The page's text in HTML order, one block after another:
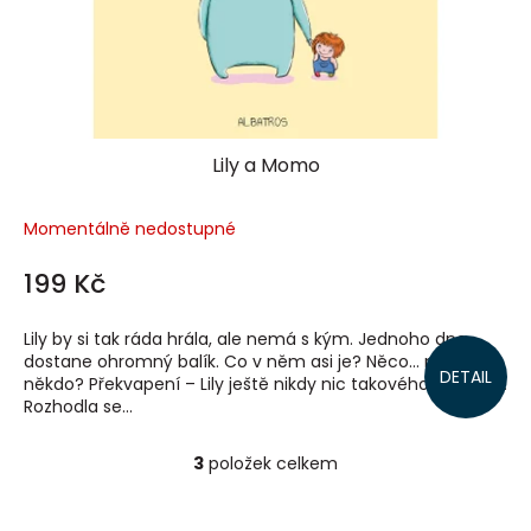
Lily a Momo
Momentálně nedostupné
199 Kč
DETAIL
Lily by si tak ráda hrála, ale nemá s kým. Jednoho dne
dostane ohromný balík. Co v něm asi je? Něco… nebo
někdo? Překvapení – Lily ještě nikdy nic takového neviděla.
Rozhodla se...
O
3 položek celkem